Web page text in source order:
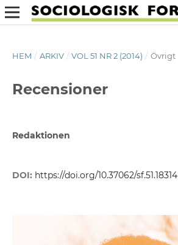
HEM / ARKIV / VOL 51 NR 2 (2014) / Övrigt
Recensioner
Redaktionen
DOI: https://doi.org/10.37062/sf.51.18314